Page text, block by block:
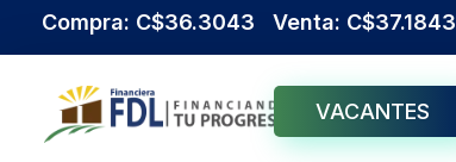
Compra: C$36.3043 Venta: C$37.1843
VACANTES